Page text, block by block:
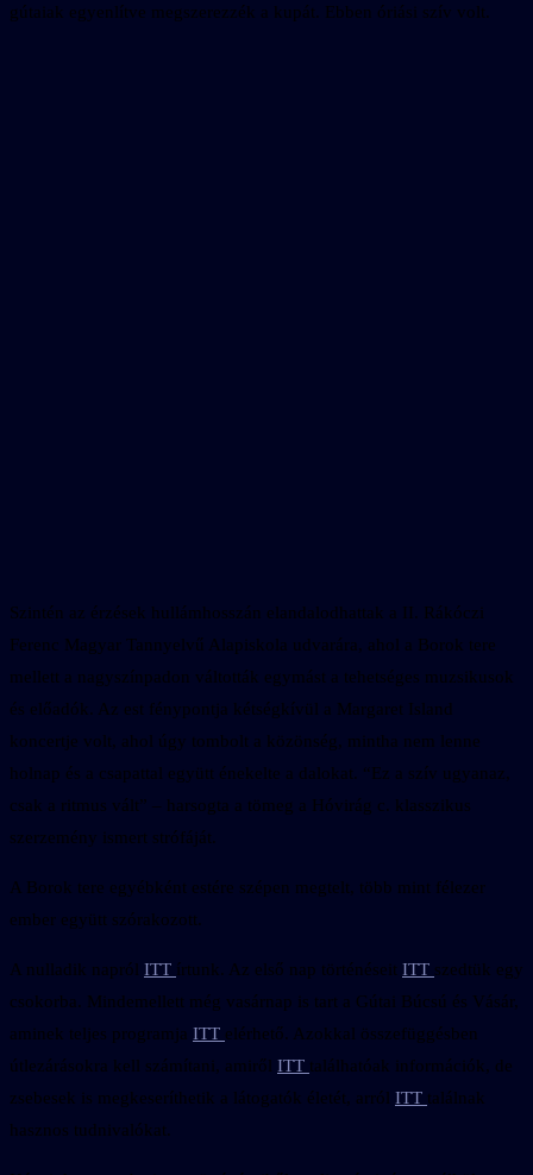
gútaiak egyenlítve megszerezzék a kupát. Ebben óriási szív volt.
Szintén az érzések hullámhosszán elandalodhattak a II. Rákóczi
Ferenc Magyar Tannyelvű Alapiskola udvarára, ahol a Borok tere
mellett a nagyszínpadon váltották egymást a tehetséges muzsikusok
és előadók. Az est fénypontja kétségkívül a Margaret Island
koncertje volt, ahol úgy tombolt a közönség, mintha nem lenne
holnap és a csapattal együtt énekelte a dalokat. “Ez a szív ugyanaz,
csak a ritmus vált” – harsogta a tömeg a Hóvirág c. klasszikus
szerzemény ismert strófáját.
A Borok tere egyébként estére szépen megtelt, több mint félezer
ember együtt szórakozott.
A nulladik napról ITT írtunk. Az első nap történéseit ITT szedtük egy
csokorba. Mindemellett még vasárnap is tart a Gútai Búcsú és Vásár,
aminek teljes programja ITT elérhető. Azokkal összefüggésben
útlezárásokra kell számítani, amiről ITT találhatóak információk, de
zsebesek is megkeseríthetik a látogatók életét, arról ITT találnak
hasznos tudnivalókat.